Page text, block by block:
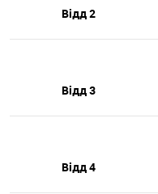
Відд 2
Відд 3
Відд 4